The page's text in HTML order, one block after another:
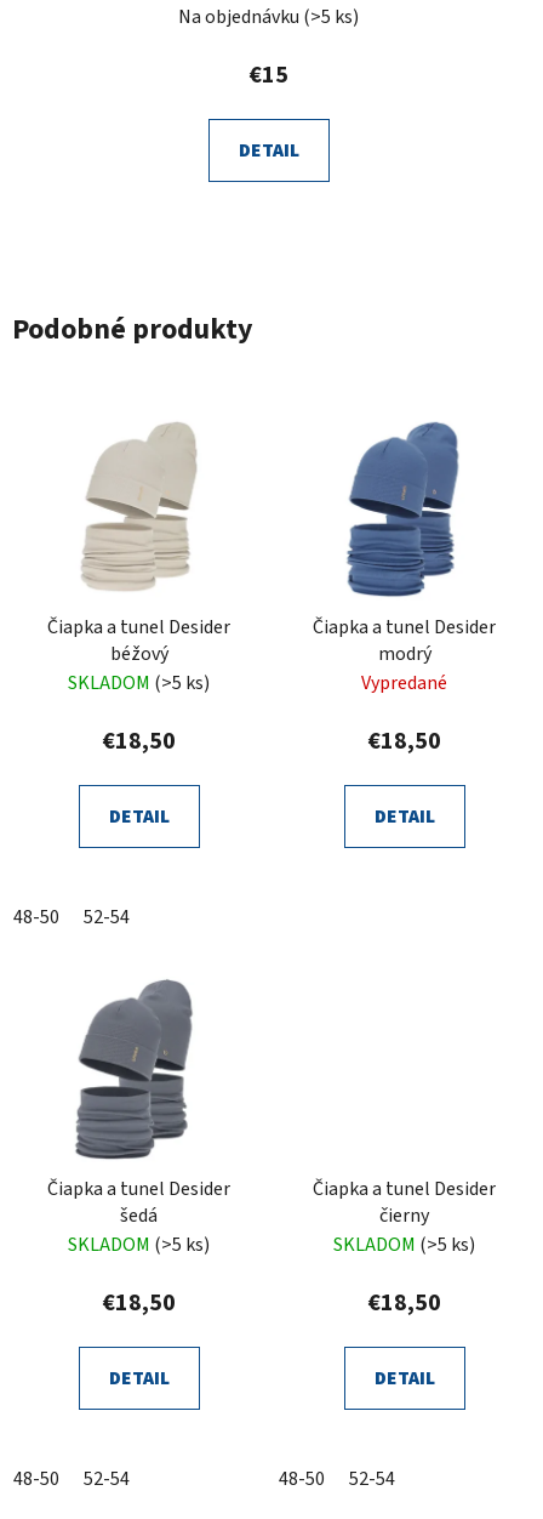
Na objednávku (>5 ks)
€15
DETAIL
Podobné produkty
Čiapka a tunel Desider
béžový
SKLADOM (>5 ks)
€18,50
DETAIL
48-50 52-54
Čiapka a tunel Desider
modrý
Vypredané
€18,50
DETAIL
Čiapka a tunel Desider
šedá
SKLADOM (>5 ks)
€18,50
DETAIL
48-50 52-54
Čiapka a tunel Desider
čierny
SKLADOM (>5 ks)
€18,50
DETAIL
48-50 52-54